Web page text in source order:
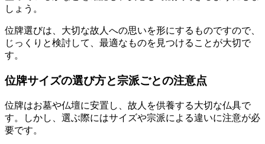
しょう。
位牌選びは、大切な故人への思いを形にするものですので、
じっくりと検討して、最適なものを見つけることが大切で
す。
位牌サイズの選び方と宗派ごとの注意点
位牌はお墓や仏壇に安置し、故人を供養する大切な仏具で
す。しかし、選ぶ際にはサイズや宗派による違いに注意が必
要です。